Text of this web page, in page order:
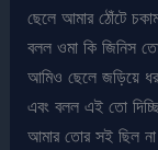
ছেলে আমার ঠোঁটে
বলল ওমা কি জিনিস
আমিও ছেলে জড়িয়ে
এবং বলল এই তো
আমার তোর সই ছিল না